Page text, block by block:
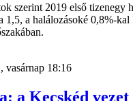
szerint 2019 első tizenegy
1,5, a halálozásoké 0,8%-
vasárnap 18:16
a Kecskéd vezet